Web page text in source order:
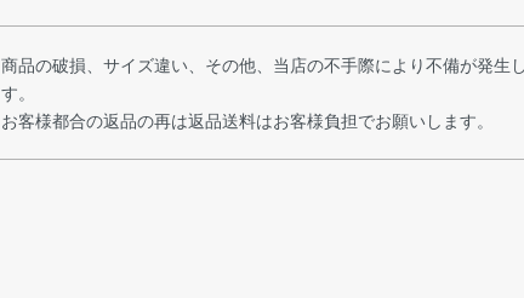
商品の破損、サイズ違い、その他、当店の不手際により不備が発生
す。
お客様都合の返品の再は返品送料はお客様負担でお願いします。